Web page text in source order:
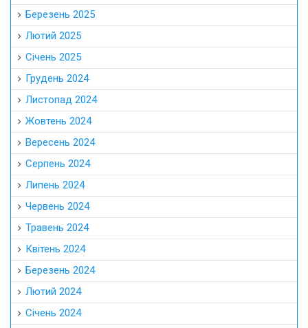
Березень 2025
Лютий 2025
Січень 2025
Грудень 2024
Листопад 2024
Жовтень 2024
Вересень 2024
Серпень 2024
Липень 2024
Червень 2024
Травень 2024
Квітень 2024
Березень 2024
Лютий 2024
Січень 2024